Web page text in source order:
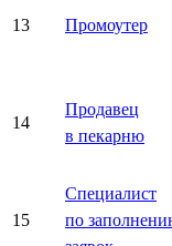
13 Промоутер
14
Продавец
в пекарню
15
Специалист
по